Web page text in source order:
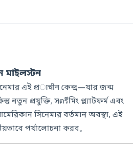
মাইলস্টন
এই প্রाचीन কেন্দ্র—যার জন্ম
প্রযুক্তি, সตรีমিং প্ল্যাটফর্ম এবং
সিনেমার বর্তমান অবস্থা, এই
পর্যালোচনা করব。